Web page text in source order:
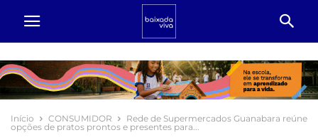
Início CONSUMIDOR
Rede de Supermercados Guanabara reúne
opções de pratos prontos e presentes para...